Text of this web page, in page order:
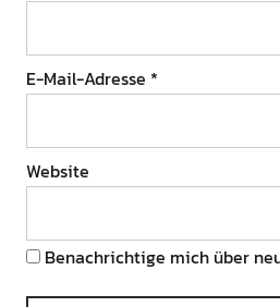
E-Mail-Adresse *
Website
Benachrichtige mich über